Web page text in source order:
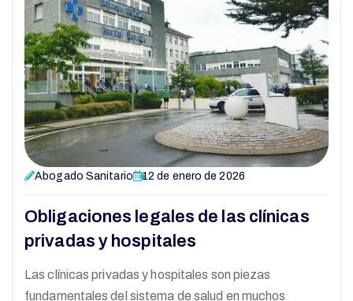
Abogado Sanitario 12 de enero de 2026
Obligaciones legales de las clínicas
privadas y hospitales
Las clínicas privadas y hospitales son piezas
fundamentales del sistema de salud en muchos